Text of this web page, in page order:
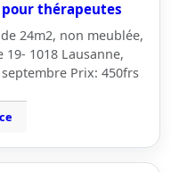
thérapeutes
24m2, non meublée,
1018 Lausanne,
Prix: 450frs